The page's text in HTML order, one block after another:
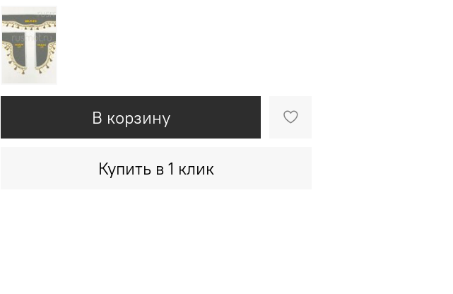
В корзину
Купить в 1 клик